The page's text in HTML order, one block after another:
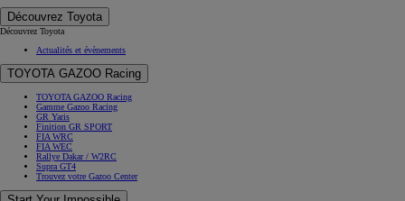
Découvrez Toyota
Découvrez Toyota
Actualités et évènements
TOYOTA GAZOO Racing
TOYOTA GAZOO Racing
Gamme Gazoo Racing
GR Yaris
Finition GR SPORT
FIA WRC
FIA WEC
Rallye Dakar / W2RC
Supra GT4
Trouvez votre Gazoo Center